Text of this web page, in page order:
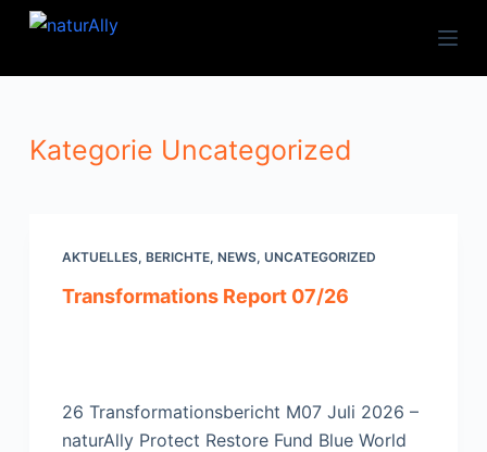
Zum
Kategorie Uncategorized
AKTUELLES, BERICHTE, NEWS, UNCATEGORIZED
Transformations Report 07/26
26 Transformationsbericht M07 Juli 2026 –
naturAlly Protect Restore Fund Blue World